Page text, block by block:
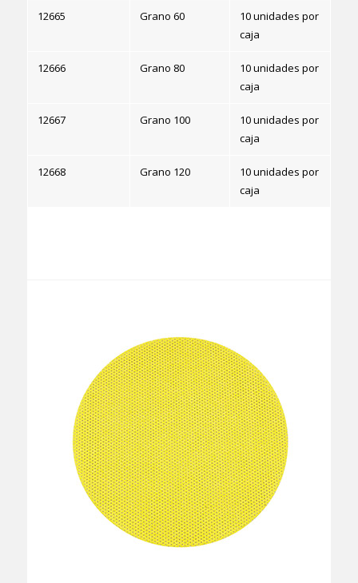
12665 Grano 60
10 unidades por
caja
12666 Grano 80
10 unidades por
caja
12667 Grano 100
10 unidades por
caja
12668 Grano 120
10 unidades por
caja